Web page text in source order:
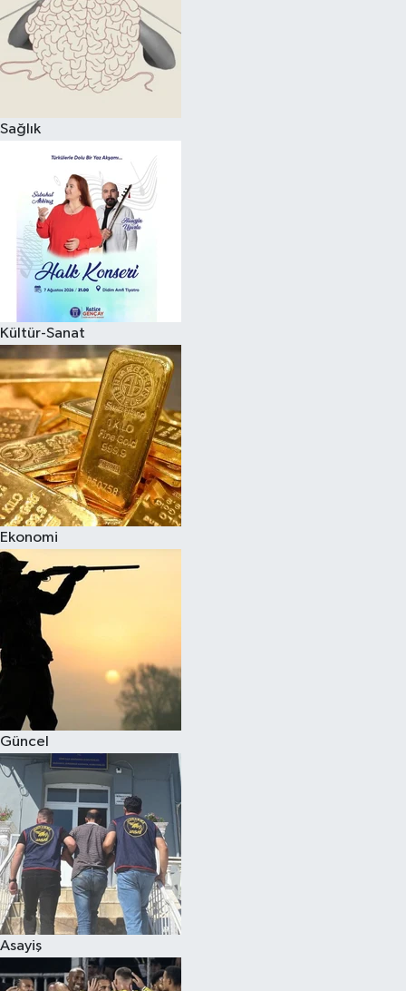
Sağlık
Kültür-Sanat
Ekonomi
Güncel
Asayiş
Magazin